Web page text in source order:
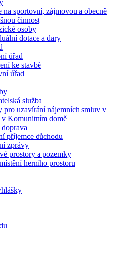
na sportovní, zájmovou a obecně
činnost
osoby
dotace a dary
úřad
ke stavbě
úřad
služba
pro uzavírání nájemních smluv v
v Komunitním domě
doprava
příjemce důchodu
zprávy
prostory a pozemky
herního prostoru